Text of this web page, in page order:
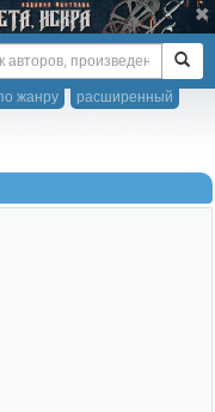
расширенный
жанру